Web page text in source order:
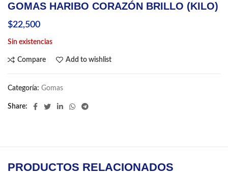
GOMAS HARIBO CORAZÓN BRILLO (KILO)
$22,500
Sin existencias
Compare Add to wishlist
Categoría: Gomas
Share
PRODUCTOS RELACIONADOS